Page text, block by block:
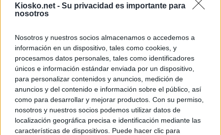
Kiosko.net - Su privacidad es importante para
nosotros
Nosotros y nuestros socios almacenamos o accedemos a
información en un dispositivo, tales como cookies, y
procesamos datos personales, tales como identificadores
únicos e información estándar enviada por un dispositivo,
para personalizar contenidos y anuncios, medición de
anuncios y del contenido e información sobre el público, así
como para desarrollar y mejorar productos. Con su permiso,
nosotros y nuestros socios podemos utilizar datos de
localización geográfica precisa e identificación mediante las
características de dispositivos. Puede hacer clic para